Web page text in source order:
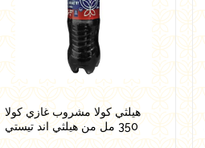
هيلثي كولا مشروب غازي كولا
350 مل من هيلثي اند تيستي